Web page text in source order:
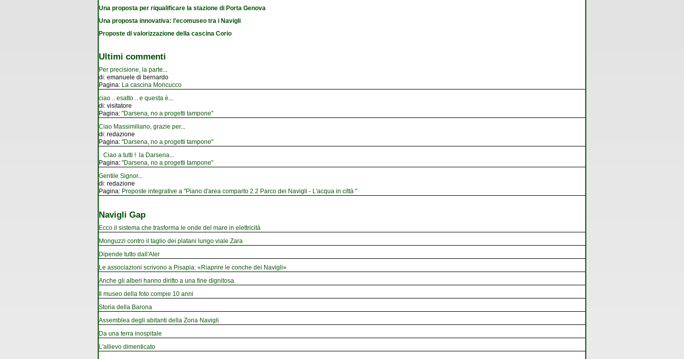
Una proposta per riqualificare la stazione di Porta Genova
Una proposta innovativa: l'ecomuseo tra i Navigli
Proposte di valorizzazione della cascina Corio
Ultimi commenti
Per precisione, la parte...
di: emanuele di bernardo
Pagina: La cascina Moncucco
ciao .. esatto .. e questa è...
di: visitatore
Pagina: "Darsena, no a progetti tampone"
Ciao Massimiliano, grazie per...
di: redazione
Pagina: "Darsena, no a progetti tampone"
Ciao a tutti ! la Darsena...
Pagina: "Darsena, no a progetti tampone"
Gentile Signor...
di: redazione
Pagina: Proposte integrative a "Piano d'area comparto 2.2 Parco dei Navigli - L'acqua in città "
Navigli Gap
Ecco il sistema che trasforma le onde del mare in elettricità
Monguzzi contro il taglio dei platani lungo viale Zara
Dipende tutto dall'Aler
Le associazioni scrivono a Pisapia: «Riaprire le conche dei Navigli»
Anche gli alberi hanno diritto a una fine dignitosa.
Il museo della foto compie 10 anni
Storia della Barona
Assemblea degli abitanti della Zona Navigli
Da una terra inospitale
L'allievo dimenticato